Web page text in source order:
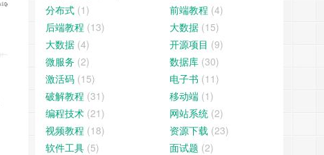
分布式 (1) 前端教程 (4)
后端教程 (13) 大数据 (15)
大数据 (4) 开源项目 (9)
微服务 (2) 数据库 (30)
激活码 (15) 电子书 (11)
破解教程 (31) 移动端 (1)
编程技术 (21) 网站系统 (2)
视频教程 (18) 资源下载 (23)
软件工具 (5) 面试题 (2)